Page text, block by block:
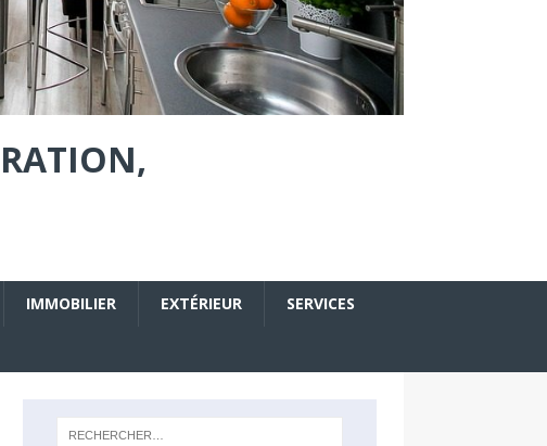
IMMOBILIER EXTÉRIEUR SERVICES